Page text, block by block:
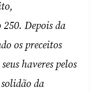
Depois da
os preceitos
haveres pelos
da